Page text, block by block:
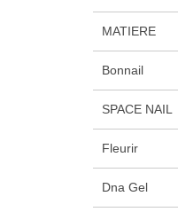
MATIERE
Bonnail
SPACE NAIL
Fleurir
Dna Gel